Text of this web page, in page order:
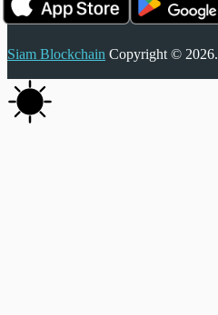
Siam Blockchain Copyright © 2026.